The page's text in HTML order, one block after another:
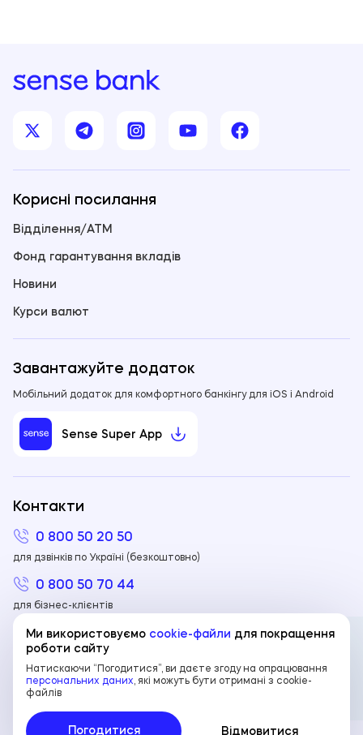
Корисні посилання
Відділення/ATM
Фонд гарантування вкладів
Новини
Курси валют
Завантажуйте додаток
Мобільний додаток для комфортного банкінгу для iOS і Android
Sense Super App
Контакти
0 800 50 20 50
для дзвінків по Україні (безкоштовно)
0 800 50 70 44
для бізнес-клієнтів
+380 44 298 80 00
для дзвінків з-за кордону
банків №158. Ліцензія НБУ №61 від 01.12.2022
Ми використовуємо cookie-файли для покращення
роботи сайту
Натискаючи “Погодитися”, ви даєте згоду на опрацювання
персональних даних, які можуть бути отримані з cookie-
файлів
Погодитися Відмовитися